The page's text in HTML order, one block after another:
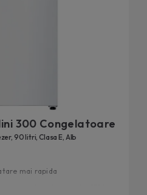
300 Congelatoare
90 litri, Clasa E, Alb
mai rapida